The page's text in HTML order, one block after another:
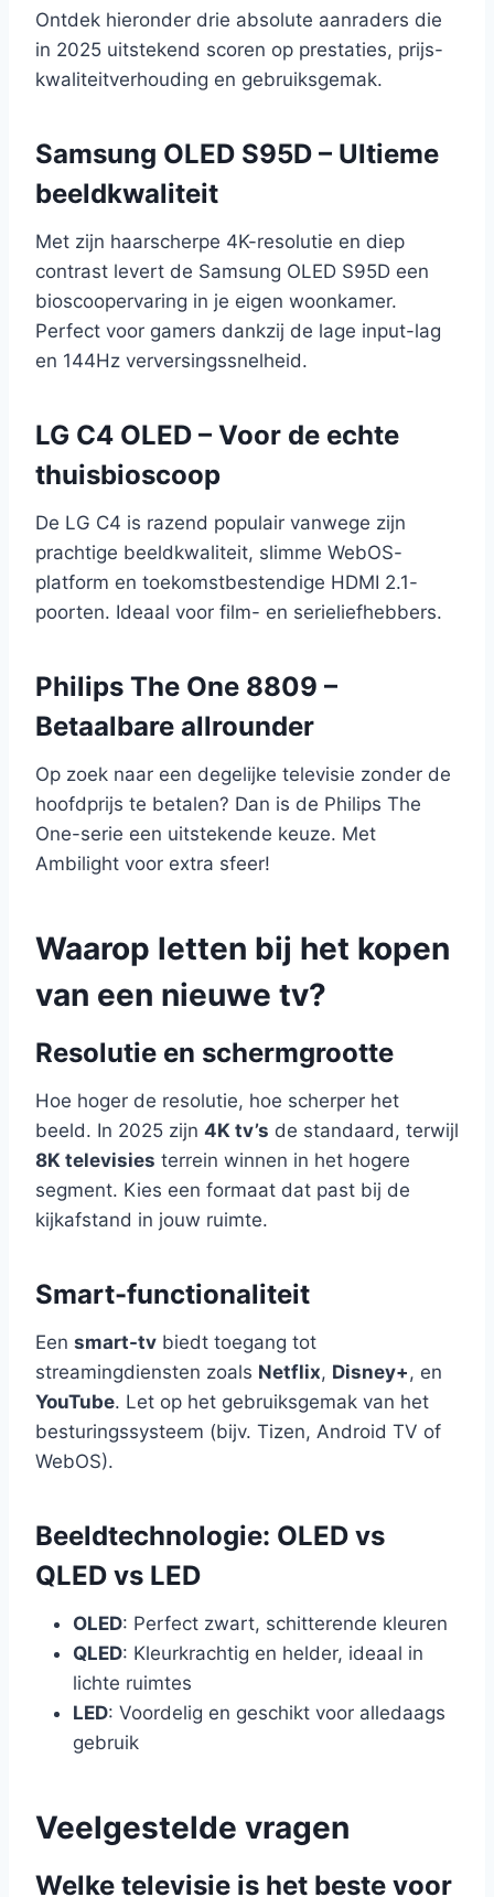
Ontdek hieronder drie absolute aanraders die
in 2025 uitstekend scoren op prestaties, prijs-
kwaliteitverhouding en gebruiksgemak.
Samsung OLED S95D – Ultieme
beeldkwaliteit
Met zijn haarscherpe 4K-resolutie en diep
contrast levert de Samsung OLED S95D een
bioscoopervaring in je eigen woonkamer.
Perfect voor gamers dankzij de lage input-lag
en 144Hz verversingssnelheid.
LG C4 OLED – Voor de echte
thuisbioscoop
De LG C4 is razend populair vanwege zijn
prachtige beeldkwaliteit, slimme WebOS-
platform en toekomstbestendige HDMI 2.1-
poorten. Ideaal voor film- en serieliefhebbers.
Philips The One 8809 –
Betaalbare allrounder
Op zoek naar een degelijke televisie zonder de
hoofdprijs te betalen? Dan is de Philips The
One-serie een uitstekende keuze. Met
Ambilight voor extra sfeer!
Waarop letten bij het kopen
van een nieuwe tv?
Resolutie en schermgrootte
Hoe hoger de resolutie, hoe scherper het
beeld. In 2025 zijn 4K tv’s de standaard, terwijl
8K televisies terrein winnen in het hogere
segment. Kies een formaat dat past bij de
kijkafstand in jouw ruimte.
Smart-functionaliteit
Een smart-tv biedt toegang tot
streamingdiensten zoals Netflix, Disney+, en
YouTube. Let op het gebruiksgemak van het
besturingssysteem (bijv. Tizen, Android TV of
WebOS).
Beeldtechnologie: OLED vs
QLED vs LED
OLED: Perfect zwart, schitterende kleuren
QLED: Kleurkrachtig en helder, ideaal in
lichte ruimtes
LED: Voordelig en geschikt voor alledaags
gebruik
Veelgestelde vragen
Welke televisie is het beste voor